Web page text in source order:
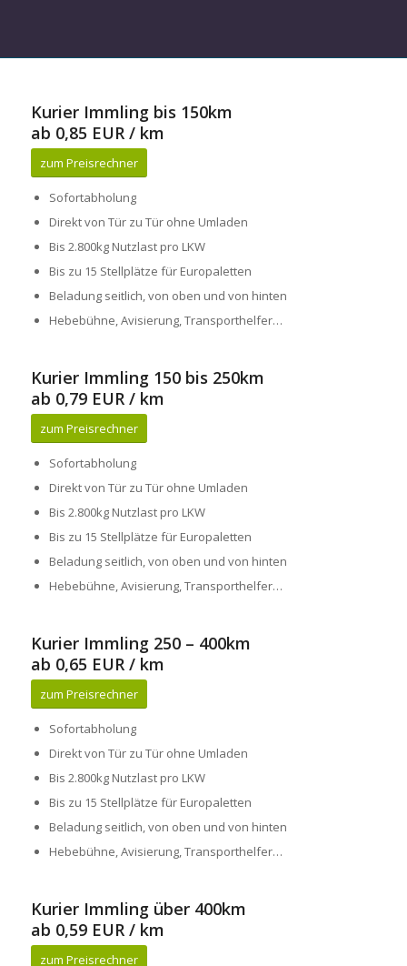
Kurier Immling bis 150km
ab 0,85 EUR / km
zum Preisrechner
Sofortabholung
Direkt von Tür zu Tür ohne Umladen
Bis 2.800kg Nutzlast pro LKW
Bis zu 15 Stellplätze für Europaletten
Beladung seitlich, von oben und von hinten
Hebebühne, Avisierung, Transporthelfer…
Kurier Immling 150 bis 250km
ab 0,79 EUR / km
zum Preisrechner
Sofortabholung
Direkt von Tür zu Tür ohne Umladen
Bis 2.800kg Nutzlast pro LKW
Bis zu 15 Stellplätze für Europaletten
Beladung seitlich, von oben und von hinten
Hebebühne, Avisierung, Transporthelfer…
Kurier Immling 250 – 400km
ab 0,65 EUR / km
zum Preisrechner
Sofortabholung
Direkt von Tür zu Tür ohne Umladen
Bis 2.800kg Nutzlast pro LKW
Bis zu 15 Stellplätze für Europaletten
Beladung seitlich, von oben und von hinten
Hebebühne, Avisierung, Transporthelfer…
Kurier Immling über 400km
ab 0,59 EUR / km
zum Preisrechner